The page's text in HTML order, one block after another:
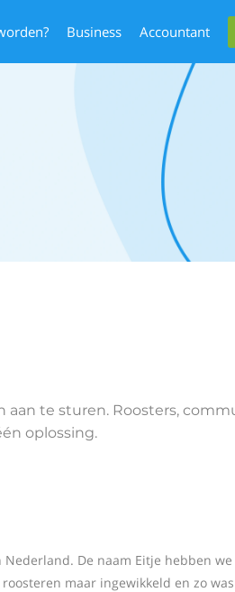
Business Accountant
te sturen. Roosters,
oplossing.
De naam Eitje hebben
maar ingewikkeld en zo